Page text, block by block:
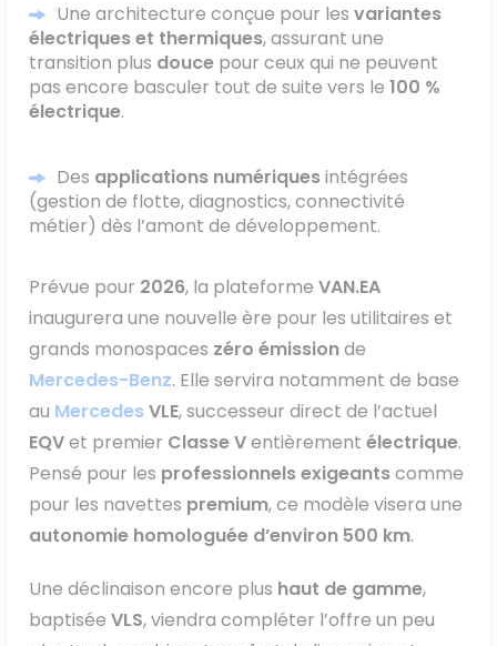
Véhicules 0 km
Tous les véhicules
Réservation véhicule
Financement utilitaire
Une architecture conçue pour les variantes
électriques et thermiques, assurant une
transition plus douce pour ceux qui ne peuvent
pas encore basculer tout de suite vers le 100 %
électrique.
Des applications numériquesintégrées
(gestion de flotte, diagnostics, connectivité
métier) dès l’amont de développement.
Prévue pour 2026, la plateforme VAN.EA
inaugurera une nouvelle ère pour les utilitaires et
grands monospaces zéro émissionde
Mercedes-Benz. Elle servira notamment de base
au Mercedes VLE, successeur direct de l’actuel
EQVet premier Classe Ventièrement électrique.
Pensé pour les professionnels exigeantscomme
pour les navettes premium, ce modèle visera une
autonomie homologuée d’environ 500 km.
Une déclinaison encore plus haut de gamme,
baptisée VLS, viendra compléter l’offre un peu